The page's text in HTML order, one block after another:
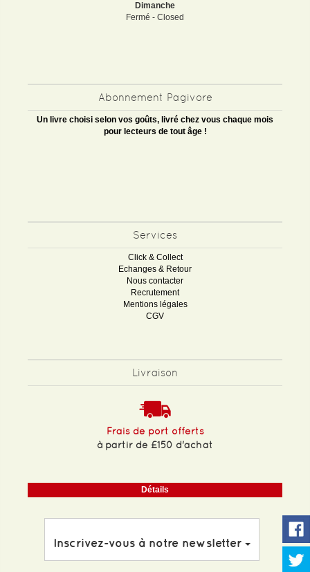
Dimanche
Fermé - Closed
Abonnement Pagivore
Un livre choisi selon vos goûts, livré chez vous chaque mois
pour lecteurs de tout âge !
Services
Click & Collect
Echanges & Retour
Nous contacter
Recrutement
Mentions légales
CGV
Livraison
Frais de port offerts
à partir de £150 d'achat
Détails
Inscrivez-vous à notre newsletter